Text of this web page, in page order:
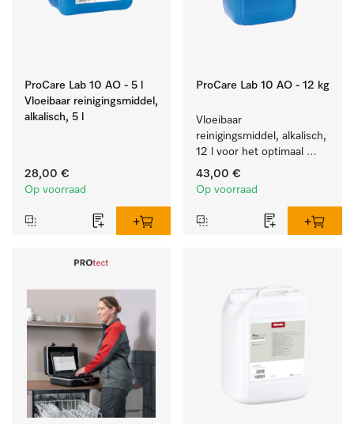
ProCare Lab 10 AO - 5 l
Vloeibaar reinigingsmiddel,
alkalisch, 5 l
28,00 €
Op voorraad
ProCare Lab 10 AO - 12 kg
Vloeibaar
reinigingsmiddel, alkalisch,
12 l voor het optimaal
behandelen van
laboratoriumhulpstukken.
43,00 €
Op voorraad